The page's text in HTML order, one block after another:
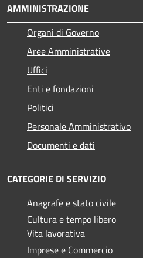
AMMINISTRAZIONE
Organi di Governo
Aree Amministrative
Uffici
Enti e fondazioni
Politici
Personale Amministrativo
Documenti e dati
CATEGORIE DI SERVIZIO
Anagrafe e stato civile
Cultura e tempo libero
Vita lavorativa
Imprese e Commercio